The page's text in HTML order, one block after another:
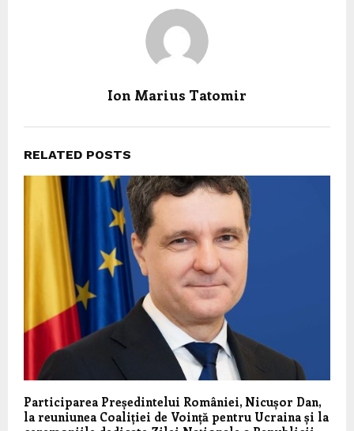
Ion Marius Tatomir
RELATED POSTS
Participarea Președintelui României, Nicușor Dan,
la reuniunea Coaliției de Voință pentru Ucraina și la